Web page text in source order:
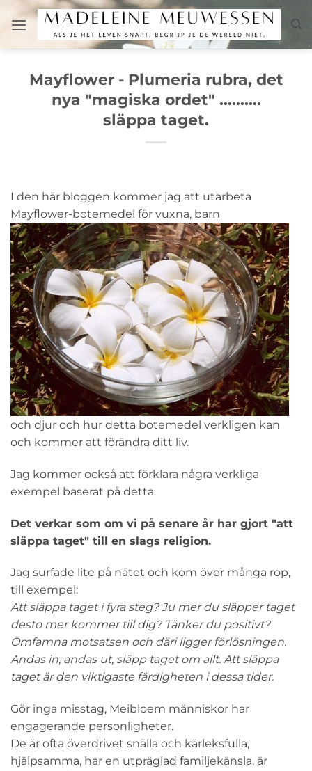
content
Mayflower - Plumeria rubra, det
nya "magiska ordet" ..........
släppa taget.
I den här bloggen kommer jag att utarbeta
Mayflower-botemedel för vuxna, barn
och djur och hur detta botemedel verkligen kan
och kommer att förändra ditt liv.
Jag kommer också att förklara några verkliga
exempel baserat på detta.
Det verkar som om vi på senare år har gjort "att
släppa taget" till en slags religion.
Jag surfade lite på nätet och kom över många rop,
till exempel:
Att släppa taget i fyra steg? Ju mer du släpper taget
desto mer kommer till dig? Tänker du positivt?
Omfamna motsatsen och däri ligger förlösningen.
Andas in, andas ut, släpp taget om allt. Att släppa
taget är den viktigaste färdigheten i dessa tider.
Gör inga misstag, Meibloem människor har
engagerande personligheter.
De är ofta överdrivet snälla och kärleksfulla,
hjälpsamma, har en utpräglad familjekänsla, är